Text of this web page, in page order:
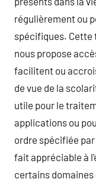
régulièrement ou
spécifiques.
nous propose
facilitent ou
de vue de la
utile pour le
applications ou
ordre spécifiée par
fait appréciable à
certains domaines